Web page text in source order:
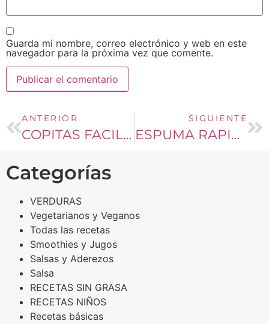
Guarda mi nombre, correo electrónico y web en este
navegador para la próxima vez que comente.
ANTERIOR
COPITAS FACILES DE LIMON
SIGUIENTE
ESPUMA RAPIDA DE FRUTOS ROJOS
Categorías
VERDURAS
Vegetarianos y Veganos
Todas las recetas
Smoothies y Jugos
Salsas y Aderezos
Salsa
RECETAS SIN GRASA
RECETAS NIÑOS
Recetas básicas